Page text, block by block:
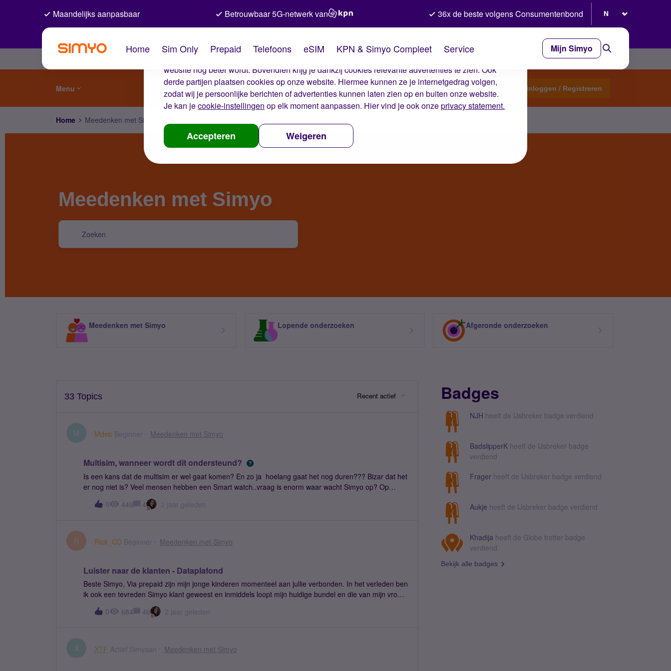
De cookies van Simyo
Wij gebruiken cookies op onze website. Met deze cookies zorgen wij ervoor dat je ervaring op de
website nog beter wordt. Bovendien krijg je dankzij cookies relevante advertenties te zien. Ook
derde partijen plaatsen cookies op onze website. Hiermee kunnen ze je internetgedrag volgen,
zodat wij je persoonlijke berichten of advertenties kunnen laten zien op en buiten onze website.
Je kan jecookie-instellingen op elk moment aanpassen. Hier vind je ook onzeprivacy statement.
Accepteren Weigeren
Maandelijks aanpasbaar Betrouwbaar 5G-netwerk van 36x de beste volgens Consumentenbond
Home Sim Only Prepaid Telefoons eSIM KPN & Simyo Compleet Service Mijn Simyo
Menu Start een topic Inloggen / Registreren
Home Meedenken met Simyo
Meedenken met Simyo
Meedenken met Simyo Lopende onderzoeken Afgeronde onderzoeken
33 Topics Recent actief
M Mdeb Beginner Meedenken met Simyo
Multisim, wanneer wordt dit ondersteund?
Is een kans dat de multisim er wel gaat komen? En zo ja hoelang gaat het nog duren??? Bizar dat het
er nog niet is? Veel mensen hebben een Smart watch..vraag is enorm waar wacht Simyo op? Op
0 449 4 2 jaar geleden
R Rick_CD Beginner Meedenken met Simyo
Luister naar de klanten - Dataplafond
Beste Simyo, Via prepaid zijn mijn jonge kinderen momenteel aan jullie verbonden. In het verleden ben
ik ook een tevreden Simyo klant geweest en inmiddels loopt mijn huidige bundel en die van mijn vrouw
af. We zijn ons daarom weer aan het oriënteren. Wat mij verbaasd is de regen aan klachten over
buiten bundel data gebruik en het ontbreken van een dataplafond. Klanten klagen hier al jaren over en
kinderen toezijn aan een abonnement en deze situatie is nog hetzelfde, zullen we ook hun
mobiele nummers gaan verhuizen. Hopelijk zetten al onze berichten jullie aan om deze huidige
0 684 46 2 jaar geleden
X XTF Actief Simyaan Meedenken met Simyo
Badges
NJH heeft de IJsbreker badge verdiend
BadslipperK heeft de IJsbreker badge
verdiend
Frager heeft de IJsbreker badge verdiend
Aukje heeft de IJsbreker badge verdiend
Khadija heeft de Globe trotter badge
verdiend
Bekijk alle badges